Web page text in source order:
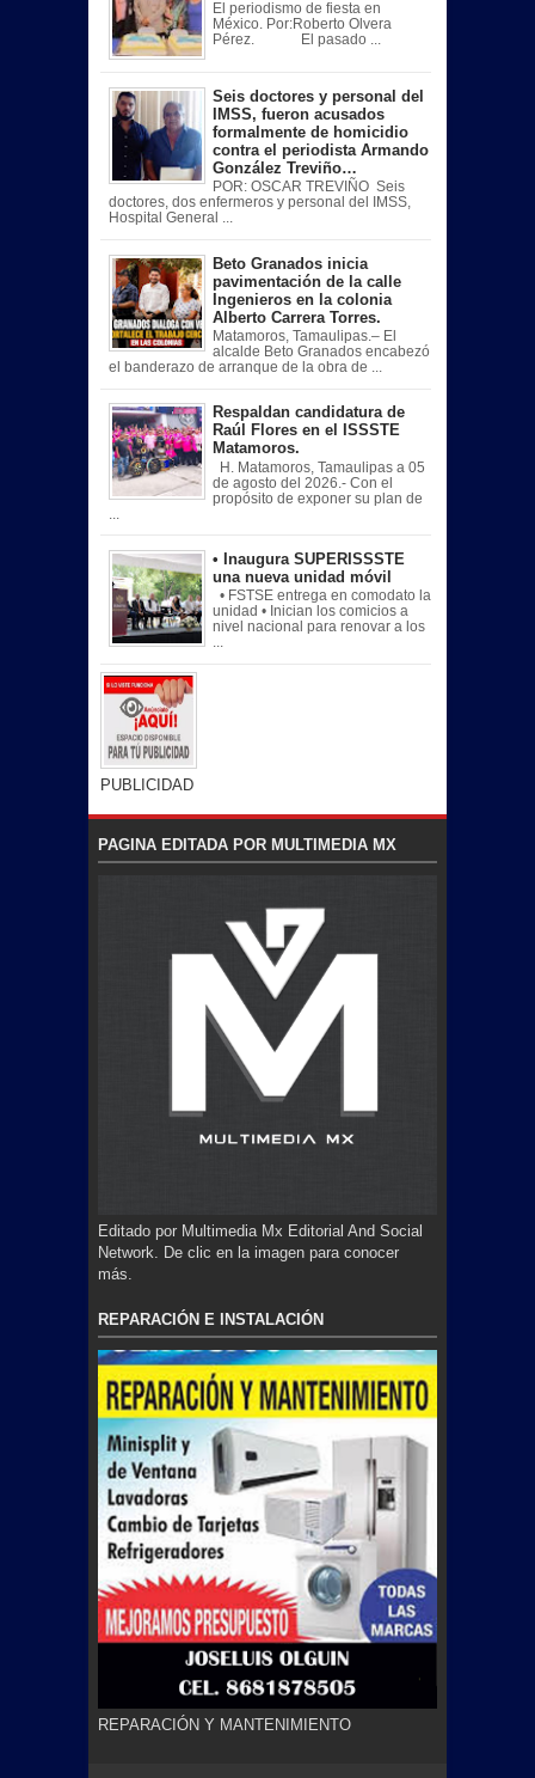
El periodismo de fiesta en
México. Por:Roberto Olvera
Pérez. El pasado ...
Seis doctores y personal del
IMSS, fueron acusados
formalmente de homicidio
contra el periodista Armando
González Treviño…
POR: OSCAR TREVIÑO Seis
doctores, dos enfermeros y personal del IMSS,
Hospital General ...
Beto Granados inicia
pavimentación de la calle
Ingenieros en la colonia
Alberto Carrera Torres.
Matamoros, Tamaulipas.– El
alcalde Beto Granados encabezó
el banderazo de arranque de la obra de ...
Respaldan candidatura de
Raúl Flores en el ISSSTE
Matamoros.
H. Matamoros, Tamaulipas a 05
de agosto del 2026.- Con el
propósito de exponer su plan de
• Inaugura SUPERISSSTE
una nueva unidad móvil
• FSTSE entrega en comodato la
unidad • Inician los comicios a
nivel nacional para renovar a los
...
PUBLICIDAD
PAGINA EDITADA POR MULTIMEDIA MX
Editado por Multimedia Mx Editorial And Social
Network. De clic en la imagen para conocer
más.
REPARACIÓN E INSTALACIÓN
REPARACIÓN Y MANTENIMIENTO